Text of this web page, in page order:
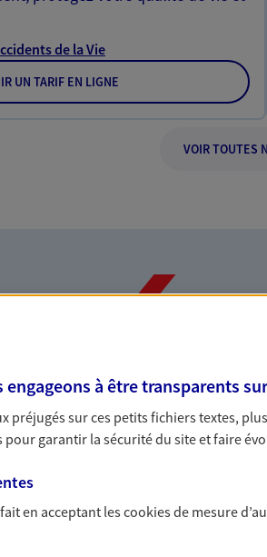
de la Vie
UN TARIF EN LIGNE
VOIR TOUTES
Nos
dans la durée et la
que nous concevons notre métier : dans
C'est en apprenant à vous
proposons de meilleures solutions.
engageons à être transparents
préjugés sur ces petits fichiers textes,
garantir la sécurité du site et faire
en acceptant lescookiesde mesure